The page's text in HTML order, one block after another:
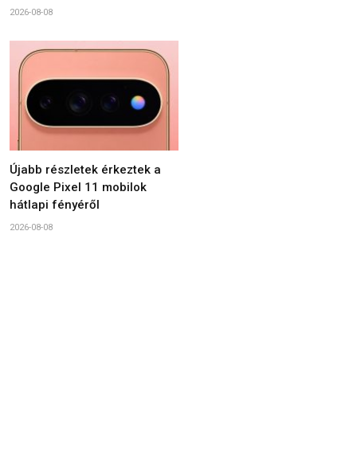
2026-08-08
Újabb részletek érkeztek a
Google Pixel 11 mobilok
hátlapi fényéről
2026-08-08